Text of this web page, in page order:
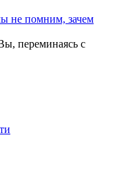
не помним, зачем
переминаясь с